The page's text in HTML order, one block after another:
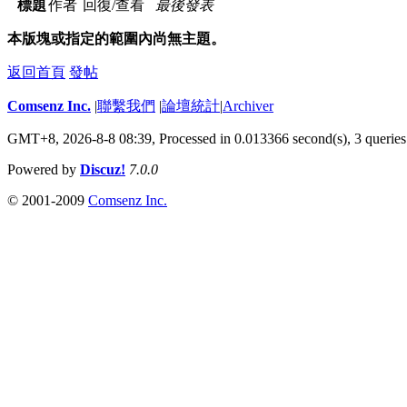
標題作者 回復/查看 最後發表
本版塊或指定的範圍內尚無主題。
返回首頁 發帖
Comsenz Inc. |聯繫我們 |論壇統計|Archiver
GMT+8, 2026-8-8 08:39, Processed in 0.013366 second(s), 3 queries
Powered by Discuz! 7.0.0
© 2001-2009 Comsenz Inc.